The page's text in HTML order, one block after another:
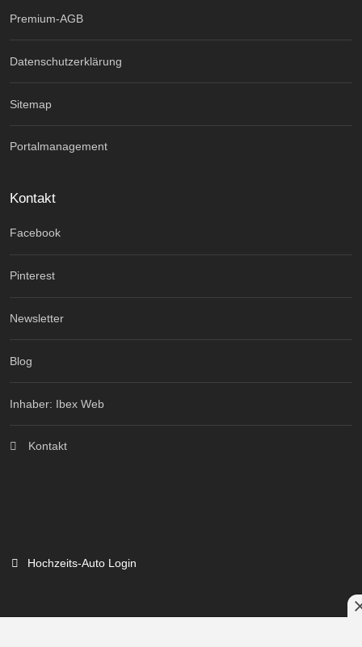
Premium-AGB
Datenschutzerklärung
Sitemap
Portalmanagement
Kontakt
Facebook
Pinterest
Newsletter
Blog
Inhaber: Ibex Web
Kontakt
Hochzeits-Auto Login